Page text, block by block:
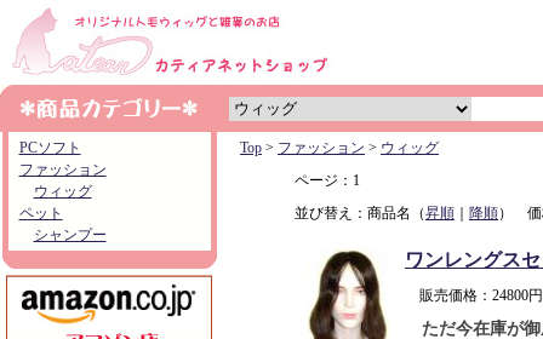
PCソフト
ファッション
ウィッグ
ペット
シャンプー
Top > ファッション > ウィッグ
ページ：1
並び替え：商品名（昇順 降順） 価
ワンレングス
販売価格：
ただ今在庫が